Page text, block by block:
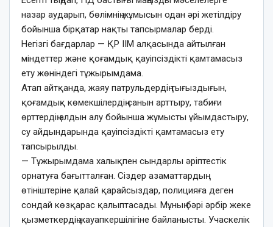
назар аударып, бөлімнің жұмысын одан әрі жетілдіру
бойынша бірқатар нақты тапсырмалар берді.
Негізгі бағдарлар — ҚР ІІМ алқасында айтылған
міндеттер және қоғамдық қауіпсіздікті қамтамасыз
ету жөніндегі тұжырымдама.
Атап айтқанда, жаяу патрульдердің тығыздығын,
қоғамдық көмекшілердің санын арттыру, табиғи
өрттердің алдын алу бойынша жұмысты ұйымдастыру,
су айдындарында қауіпсіздікті қамтамасыз ету
тапсырылды.
— Тұжырымдама халықпен сындарлы әріптестік
орнатуға бағытталған. Сіздер азаматтардың
өтініштеріне қалай қарайсыздар, полицияға деген
сондай көзқарас қалыптасады. Мұның бәрі әрбір жеке
қызметкердің жауапкершілігіне байланысты. Учаскелік